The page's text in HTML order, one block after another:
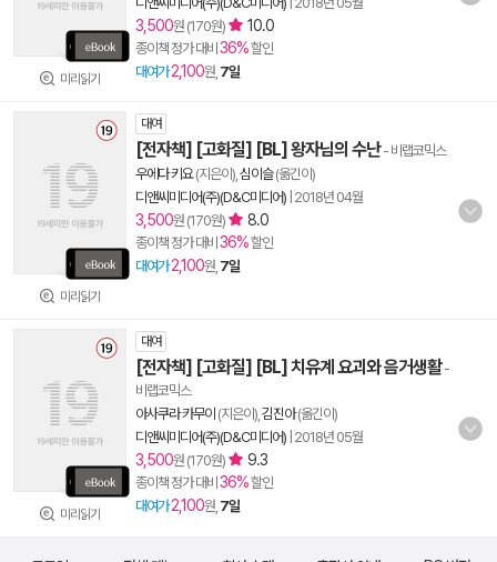
미리읽기
3,500원 (170원) 10.0
종이책 정가 대비 36%할인
대여가 2,100원, 7일
미리읽기
대여
[전자책] [고화질] [BL] 왕자님의 수난- 비랩코믹스
우에다 키요(지은이), 심이슬(옮긴이)
디앤씨미디어(주)(D&C미디어) 2018년 04월
3,500원 (170원) 8.0
종이책 정가 대비 36%할인
대여가 2,100원, 7일
미리읽기
대여
[전자책] [고화질] [BL] 치유계 요괴와 음거생활-
비랩코믹스
아사쿠라 카무이 (지은이), 김진아(옮긴이)
디앤씨미디어(주)(D&C미디어) 2018년 05월
3,500원 (170원) 9.3
종이책 정가 대비 36%할인
대여가 2,100원, 7일